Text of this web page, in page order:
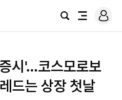
검
전
로
그
시'…코스모로보
드는 상장 첫날